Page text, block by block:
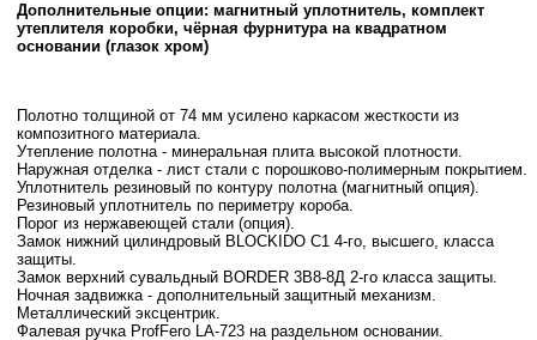
Дополнительные опции: магнитный уплотнитель, комплект
утеплителя коробки, чёрная фурнитура на квадратном
основании (глазок хром)
Полотно толщиной от 74 мм усилено каркасом жесткости из
композитного материала.
Утепление полотна - минеральная плита высокой плотности.
Наружная отделка - лист стали с порошково-полимерным покрытием.
Уплотнитель резиновый по контуру полотна (магнитный опция).
Резиновый уплотнитель по периметру короба.
Порог из нержавеющей стали (опция).
Замок нижний цилиндровый BLOCKIDO C1 4-го, высшего, класса
защиты.
Замок верхний сувальдный BORDER 3B8-8Д 2-го класса защиты.
Ночная задвижка - дополнительный защитный механизм.
Металлический эксцентрик.
Фалевая ручка ProfFero LA-723 на раздельном основании.